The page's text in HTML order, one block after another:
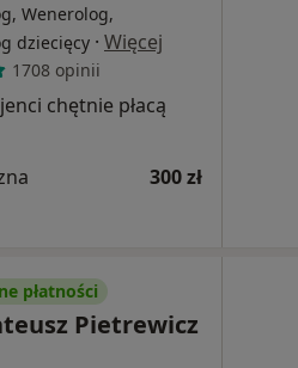
Wenerolog,
dziecięcy · Więcej
1708 opinii
chętnie płacą
300 zł
płatności
Pietrewicz